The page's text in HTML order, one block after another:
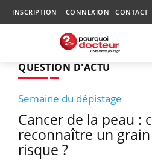
INSCRIPTION CONNEXION CONTACT
QUESTION D'ACTU
Semaine du dépistage
Cancer de la peau :
reconnaître un
risque ?